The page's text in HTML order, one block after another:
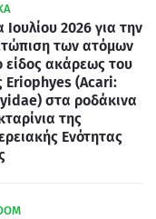
Ιουλίου 2026 για την
των ατόμων
είδος ακάρεως του
Eriophyes (Acari:
στα ροδάκινα
της
Ενότητας